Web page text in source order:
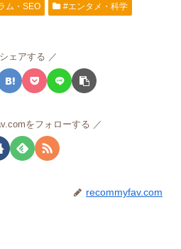
ム・SEO
#エンタメ・科学
シェアする
をフォローする
recommyfav.com